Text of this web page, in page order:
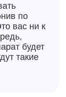
по
вас ни к
будет
такие